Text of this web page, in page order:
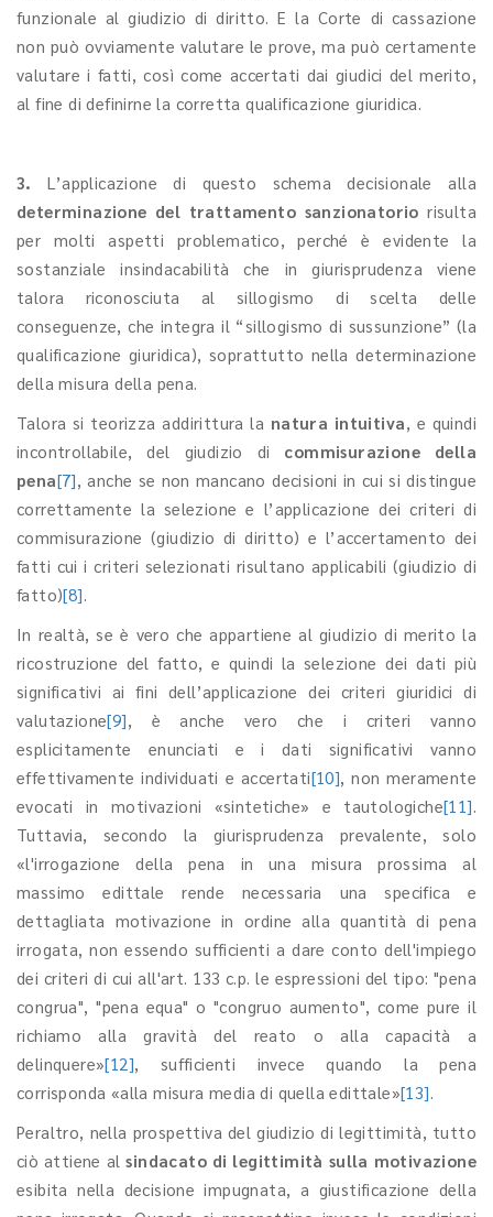
funzionale al giudizio di diritto. E la Corte di cassazione
non può ovviamente valutare le prove, ma può certamente
valutare i fatti, così come accertati dai giudici del merito,
al fine di definirne la corretta qualificazione giuridica.
3. L’applicazione di questo schema decisionale alla
determinazione del trattamento sanzionatoriorisulta
per molti aspetti problematico, perché è evidente la
sostanziale insindacabilità che in giurisprudenza viene
talora riconosciuta al sillogismo di scelta delle
conseguenze, che integra il “sillogismo di sussunzione” (la
qualificazione giuridica), soprattutto nella determinazione
della misura della pena.
Talora si teorizza addirittura la natura intuitiva, e quindi
incontrollabile, del giudizio di commisurazione della
pena[7], anche se non mancano decisioni in cui si distingue
correttamente la selezione e l’applicazione dei criteri di
commisurazione (giudizio di diritto) e l’accertamento dei
fatti cui i criteri selezionati risultano applicabili (giudizio di
fatto)[8].
In realtà, se è vero che appartiene al giudizio di merito la
ricostruzione del fatto, e quindi la selezione dei dati più
significativi ai fini dell’applicazione dei criteri giuridici di
valutazione[9], è anche vero che i criteri vanno
esplicitamente enunciati e i dati significativi vanno
effettivamente individuati e accertati[10], non meramente
evocati in motivazioni «sintetiche» e tautologiche[11].
Tuttavia, secondo la giurisprudenza prevalente, solo
«l'irrogazione della pena in una misura prossima al
massimo edittale rende necessaria una specifica e
dettagliata motivazione in ordine alla quantità di pena
irrogata, non essendo sufficienti a dare conto dell'impiego
dei criteri di cui all'art. 133 c.p. le espressioni del tipo: "pena
congrua", "pena equa" o "congruo aumento", come pure il
richiamo alla gravità del reato o alla capacità a
delinquere»[12], sufficienti invece quando la pena
corrisponda «alla misura media di quella edittale»[13].
Peraltro, nella prospettiva del giudizio di legittimità, tutto
ciò attiene alsindacato di legittimità sulla motivazione
esibita nella decisione impugnata, a giustificazione della